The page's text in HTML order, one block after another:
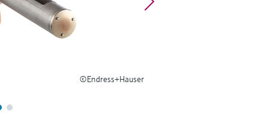
©Endress+Hauser